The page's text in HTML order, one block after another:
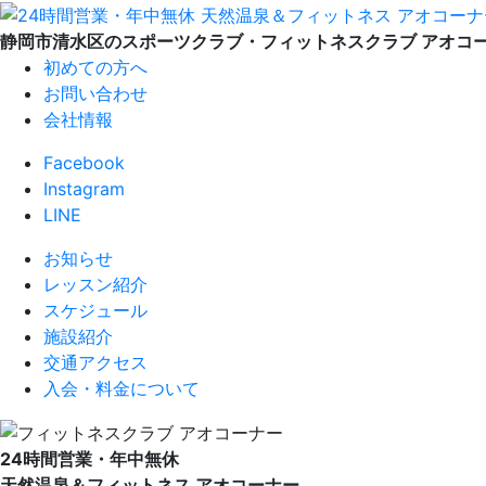
静岡市清水区のスポーツクラブ・フィットネスクラブ アオコ
初めての方へ
お問い合わせ
会社情報
Facebook
Instagram
LINE
お知らせ
レッスン紹介
スケジュール
施設紹介
交通アクセス
入会・料金について
24時間営業・年中無休